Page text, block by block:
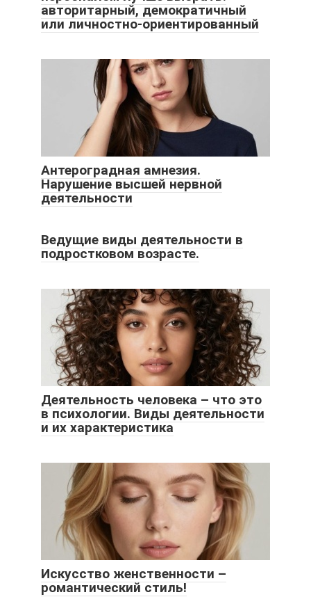
авторитарный, демократичный
или личностно-ориентированный
Антероградная амнезия.
Нарушение высшей нервной
деятельности
Ведущие виды деятельности в
подростковом возрасте.
Деятельность человека – что это
в психологии. Виды деятельности
и их характеристика
Искусство женственности –
романтический стиль!